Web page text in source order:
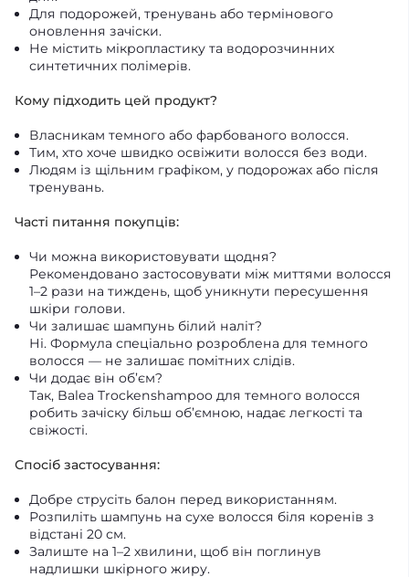
Для подорожей, тренувань або термінового
оновлення зачіски.
Не містить мікропластику та водорозчинних
синтетичних полімерів.
Кому підходить цей продукт?
Власникам темного або фарбованого волосся.
Тим, хто хоче швидко освіжити волосся без води.
Людям із щільним графіком, у подорожах або після
тренувань.
Часті питання покупців:
Чи можна використовувати щодня?
Рекомендовано застосовувати між миттями волосся
1–2 рази на тиждень, щоб уникнути пересушення
шкіри голови.
Чи залишає шампунь білий наліт?
Ні. Формула спеціально розроблена для темного
волосся — не залишає помітних слідів.
Чи додає він об’єм?
Так, Balea Trockenshampoo для темного волосся
робить зачіску більш об’ємною, надає легкості та
свіжості.
Спосіб застосування:
Добре струсіть балон перед використанням.
Розпиліть шампунь на сухе волосся біля коренів з
відстані 20 см.
Залиште на 1–2 хвилини, щоб він поглинув
надлишки шкірного жиру.